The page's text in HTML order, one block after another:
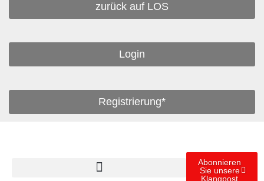
zurück auf LOS
Login
Registrierung*
Abonnieren
Sie unsere
Klangpost